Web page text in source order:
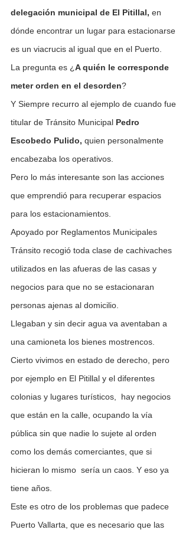
delegación municipal de El Pitillal, en
dónde encontrar un lugar para estacionarse
es un viacrucis al igual que en el Puerto.
La pregunta es ¿A quién le corresponde
meter orden en el desorden?
Y Siempre recurro al ejemplo de cuando fue
titular de Tránsito Municipal Pedro
Escobedo Pulido, quien personalmente
encabezaba los operativos.
Pero lo más interesante son las acciones
que emprendió para recuperar espacios
para los estacionamientos.
Apoyado por Reglamentos Municipales
Tránsito recogió toda clase de cachivaches
utilizados en las afueras de las casas y
negocios para que no se estacionaran
personas ajenas al domicilio.
Llegaban y sin decir agua va aventaban a
una camioneta los bienes mostrencos.
Cierto vivimos en estado de derecho, pero
por ejemplo en El Pitillal y el diferentes
colonias y lugares turísticos,  hay negocios
que están en la calle, ocupando la vía
pública sin que nadie lo sujete al orden
como los demás comerciantes, que si
hicieran lo mismo  sería un caos. Y eso ya
tiene años.
Este es otro de los problemas que padece
Puerto Vallarta, que es necesario que las